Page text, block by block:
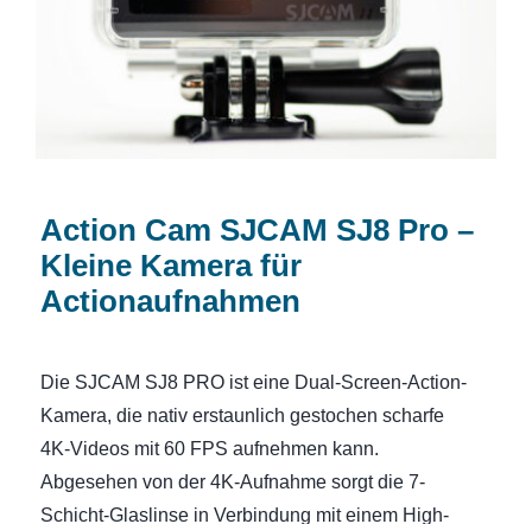
Action Cam SJCAM SJ8 Pro –
Kleine Kamera für
Actionaufnahmen
Die SJCAM SJ8 PRO ist eine Dual-Screen-Action-
Kamera, die nativ erstaunlich gestochen scharfe
4K-Videos mit 60 FPS aufnehmen kann.
Abgesehen von der 4K-Aufnahme sorgt die 7-
Schicht-Glaslinse in Verbindung mit einem High-